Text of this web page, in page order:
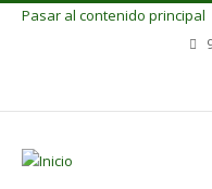
Pasar al contenido principal